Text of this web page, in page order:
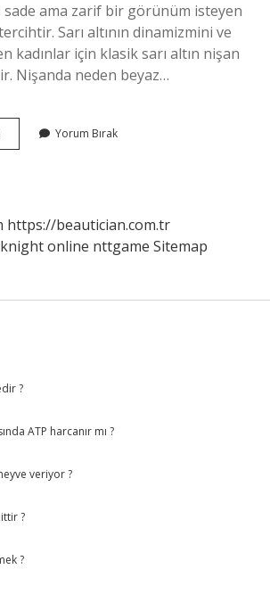
ama zarif bir görünüm isteyen
Sarı altının dinamizmini ve
kadınlar için klasik sarı altın nişan
Nişanda neden beyaz…
Nişanda
Kurdele
Yorum Bırak
https://beautician.com.tr
knight online nttgame Sitemap
?
ATP harcanır mı ?
veriyor ?
?
?